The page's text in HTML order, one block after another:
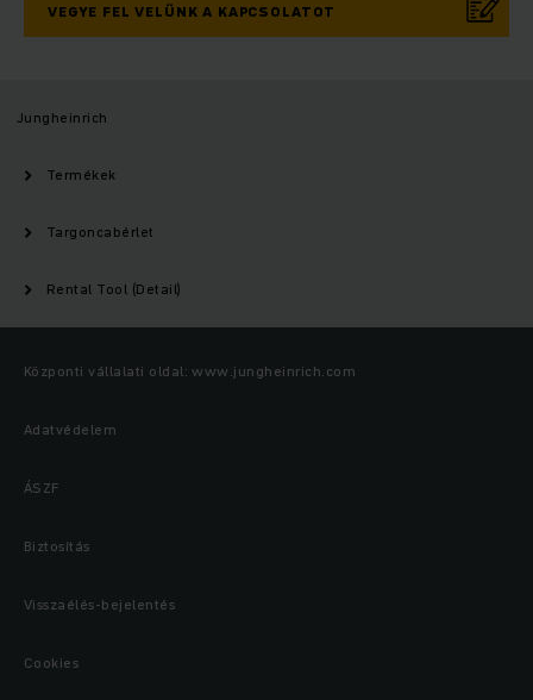
VEGYE FEL VELÜNK A KAPCSOLATOT
Jungheinrich
Termékek
Targoncabérlet
Rental Tool (Detail)
Központi vállalati oldal: www.jungheinrich.com
Adatvédelem
ÁSZF
Biztosítás
Visszaélés-bejelentés
Cookies